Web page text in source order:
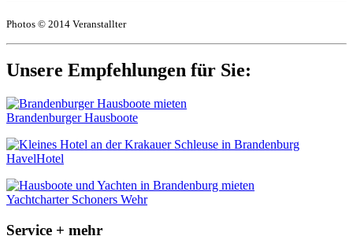
Photos © 2014 Veranstallter
Unsere Empfehlungen für Sie:
Brandenburger Hausboote
HavelHotel
Yachtcharter Schoners Wehr
Service + mehr